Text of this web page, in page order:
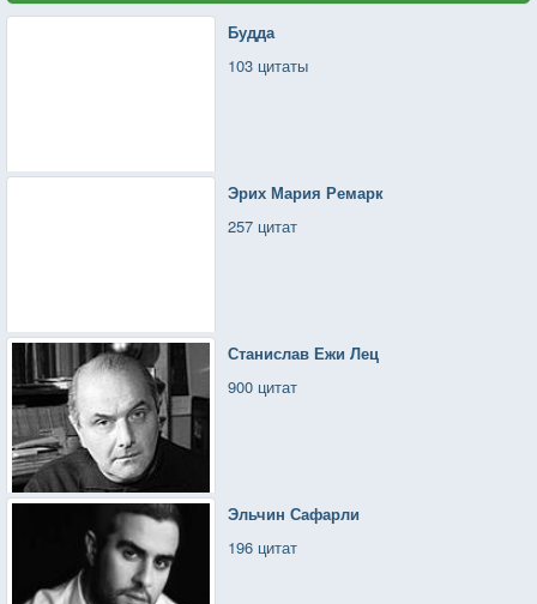
Будда
103 цитаты
Эрих Мария Ремарк
257 цитат
Станислав Ежи Лец
900 цитат
Эльчин Сафарли
196 цитат